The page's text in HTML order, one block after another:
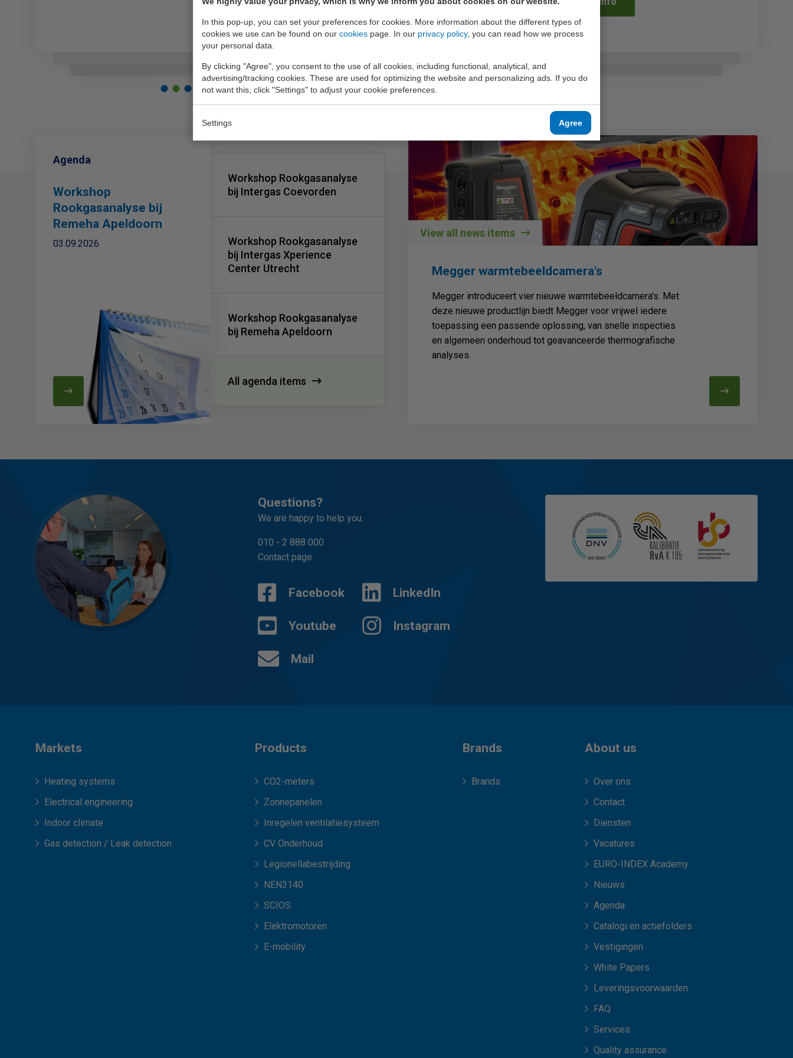
In this pop-up, you can set your preferences for cookies. More information about the different types of
cookies we use can be found on our cookies page. In our privacy policy, you can read how we process
your personal data.
By clicking "Agree", you consent to the use of all cookies, including functional, analytical, and
advertising/tracking cookies. These are used for optimizing the website and personalizing ads. If you do
not want this, click "Settings" to adjust your cookie preferences.
Settings Agree
INFO
Agenda
Workshop
Rookgasanalyse bij
Remeha Apeldoorn
03.09.2026
Workshop Rookgasanalyse
bij Intergas Coevorden
Workshop Rookgasanalyse
bij Intergas Xperience
Center Utrecht
Workshop Rookgasanalyse
bij Remeha Apeldoorn
All agenda items
View all news items
Megger warmtebeeldcamera's
Megger introduceert vier nieuwe warmtebeeldcamera's. Met
deze nieuwe productlijn biedt Megger voor vrijwel iedere
toepassing een passende oplossing, van snelle inspecties
en algemeen onderhoud tot geavanceerde thermografische
analyses.
Questions?
We are happy to help you.
010 - 2 888 000
Contact page
Facebook LinkedIn
Youtube Instagram
Mail
Markets
Heating systems
Electrical engineering
Indoor climate
Gas detection / Leak detection
Products
CO2-meters
Zonnepanelen
Inregelen ventilatiesysteem
CV Onderhoud
Legionellabestrijding
NEN3140
SCIOS
Elektromotoren
E-mobility
Brands
Brands
About us
Over ons
Contact
Diensten
Vacatures
EURO-INDEX Academy
Nieuws
Agenda
Catalogi en actiefolders
Vestigingen
White Papers
Leveringsvoorwaarden
FAQ
Services
Quality assurance